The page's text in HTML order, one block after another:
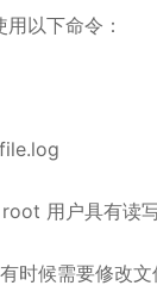
以下命令：
用户具有读
时候需要修改